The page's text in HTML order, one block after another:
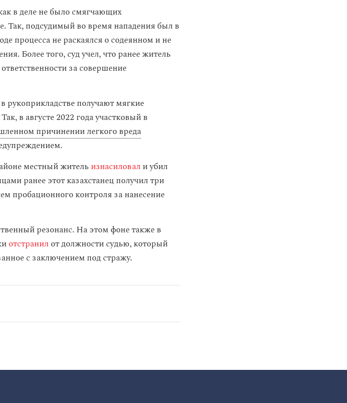
в деле не было смягчающих
Так, подсудимый во время нападения был в
процесса не раскаялся о содеянном и не
Более того, суд учел, что ранее житель
за совершение
рукоприкладстве получают мягкие
в августе 2022 года участковый в
причинении легкого вреда
местный житель изнасиловал и убил
ранее этот казахстанец получил три
пробационного контроля за нанесение
резонанс. На этом фоне также в
отстранил от должности судью, который
с заключением под стражу.